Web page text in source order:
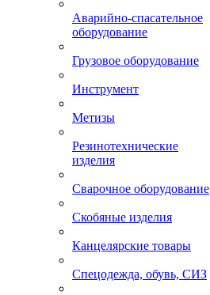
Аварийно-спасательное
оборудование
Грузовое оборудование
Инструмент
Метизы
Резинотехнические
изделия
Сварочное оборудование
Скобяные изделия
Канцелярские товары
Спецодежда, обувь, СИЗ